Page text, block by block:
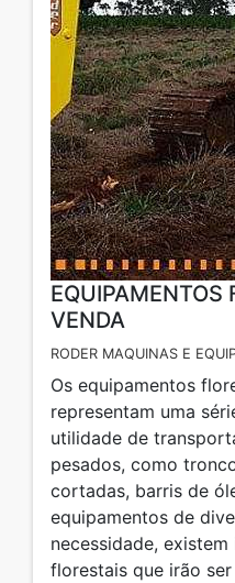
EQUIPAMENTOS
VENDA
RODER MAQUINAS E
Os equipamentos
representam uma
utilidade de
pesados, como
cortadas, barris de
equipamentos de
necessidade,
florestais que irão